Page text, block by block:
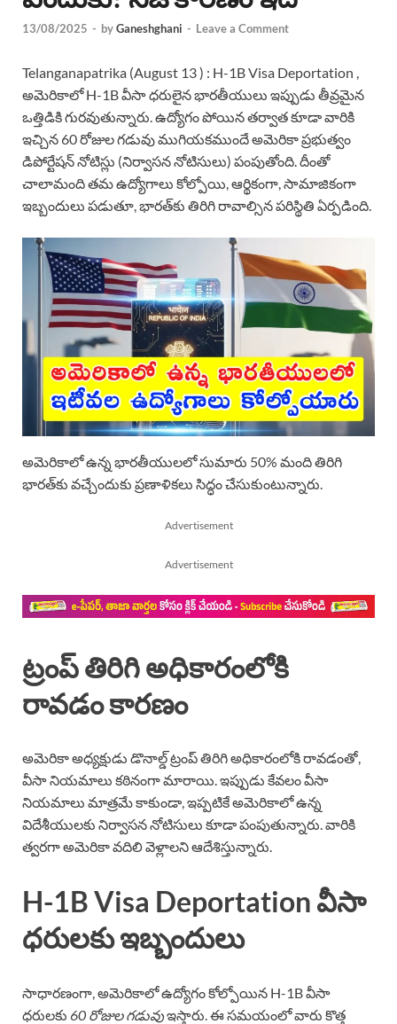
13/08/2025 - byGaneshghani - Leave a Comment
Telanganapatrika (August 13 ) : H-1B Visa Deportation ,
అమెరికాలో H-1B వీసా ధరులైన భారతీయులు ఇప్పుడు తీవ్రమైన
ఒత్తిడికి గురవుతున్నారు. ఉద్యోగం పోయిన తర్వాత కూడా వారికి
ఇచ్చిన 60 రోజుల గడువు ముగియకముందే అమెరికా ప్రభుత్వం
డిపోర్టేషన్ నోటిస్లు (నిర్వాసన నోటిసులు) పంపుతోంది. దీంతో
చాలామంది తమ ఉద్యోగాలు కోల్పోయి, ఆర్థికంగా, సామాజికంగా
ఇబ్బందులు పడుతూ, భారత్‌కు తిరిగి రావాల్సిన పరిస్థితి ఏర్పడింది.
అమెరికాలో ఉన్న భారతీయులలో సుమారు 50% మంది తిరిగి
భారత్‌కు వచ్చేందుకు ప్రణాళికలు సిద్ధం చేసుకుంటున్నారు.
Advertisement
Advertisement
ట్రంప్ తిరిగి అధికారంలోకి
రావడం కారణం
అమెరికా అధ్యక్షుడు డొనాల్డ్ ట్రంప్ తిరిగి అధికారంలోకి రావడంతో,
వీసా నియమాలు కఠినంగా మారాయి. ఇప్పుడు కేవలం వీసా
నియమాలు మాత్రమే కాకుండా, ఇప్పటికే అమెరికాలో ఉన్న
విదేశీయులకు నిర్వాసన నోటిసులు కూడా పంపుతున్నారు. వారికి
త్వరగా అమెరికా వదిలి వెళ్లాలని ఆదేశిస్తున్నారు.
H-1B Visa Deportation వీసా
ధరులకు ఇబ్బందులు
సాధారణంగా, అమెరికాలో ఉద్యోగం కోల్పోయిన H-1B వీసా
ధరులకు 60 రోజుల గడువుఇస్తారు. ఈ సమయంలో వారు కొత్త